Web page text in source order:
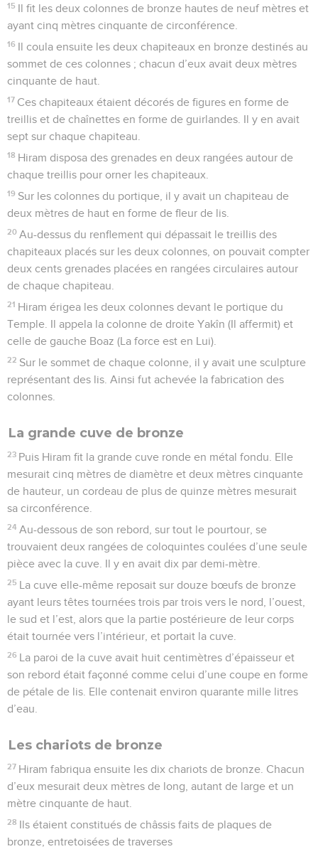
15 Il fit les deux colonnes de bronze hautes de neuf mètres et
ayant cinq mètres cinquante de circonférence.
16 Il coula ensuite les deux chapiteaux en bronze destinés au
sommet de ces colonnes ; chacun d’eux avait deux mètres
cinquante de haut.
17 Ces chapiteaux étaient décorés de figures en forme de
treillis et de chaînettes en forme de guirlandes. Il y en avait
sept sur chaque chapiteau.
18 Hiram disposa des grenades en deux rangées autour de
chaque treillis pour orner les chapiteaux.
19 Sur les colonnes du portique, il y avait un chapiteau de
deux mètres de haut en forme de fleur de lis.
20 Au-dessus du renflement qui dépassait le treillis des
chapiteaux placés sur les deux colonnes, on pouvait compter
deux cents grenades placées en rangées circulaires autour
de chaque chapiteau.
21 Hiram érigea les deux colonnes devant le portique du
Temple. Il appela la colonne de droite Yakîn (Il affermit) et
celle de gauche Boaz (La force est en Lui).
22 Sur le sommet de chaque colonne, il y avait une sculpture
représentant des lis. Ainsi fut achevée la fabrication des
colonnes.
La grande cuve de bronze
23 Puis Hiram fit la grande cuve ronde en métal fondu. Elle
mesurait cinq mètres de diamètre et deux mètres cinquante
de hauteur, un cordeau de plus de quinze mètres mesurait
sa circonférence.
24 Au-dessous de son rebord, sur tout le pourtour, se
trouvaient deux rangées de coloquintes coulées d’une seule
pièce avec la cuve. Il y en avait dix par demi-mètre.
25 La cuve elle-même reposait sur douze bœufs de bronze
ayant leurs têtes tournées trois par trois vers le nord, l’ouest,
le sud et l’est, alors que la partie postérieure de leur corps
était tournée vers l’intérieur, et portait la cuve.
26 La paroi de la cuve avait huit centimètres d’épaisseur et
son rebord était façonné comme celui d’une coupe en forme
de pétale de lis. Elle contenait environ quarante mille litres
d’eau.
Les chariots de bronze
27 Hiram fabriqua ensuite les dix chariots de bronze. Chacun
d’eux mesurait deux mètres de long, autant de large et un
mètre cinquante de haut.
28 Ils étaient constitués de châssis faits de plaques de
bronze, entretoisées de traverses